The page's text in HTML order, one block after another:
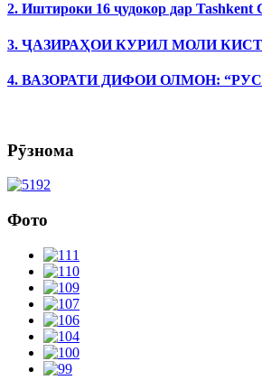
2. Иштироки 16 ҷудокор дар Tashkent
3. ҶАЗИРАҲОИ КУРИЛ МОЛИ
4. ВАЗОРАТИ ДИФОИ ОЛМОН:
Рӯзнома
Фото